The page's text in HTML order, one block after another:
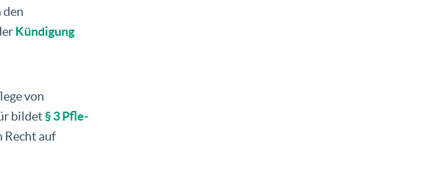
den
Kündigung
von
bildet § 3 Pfle­
Recht auf